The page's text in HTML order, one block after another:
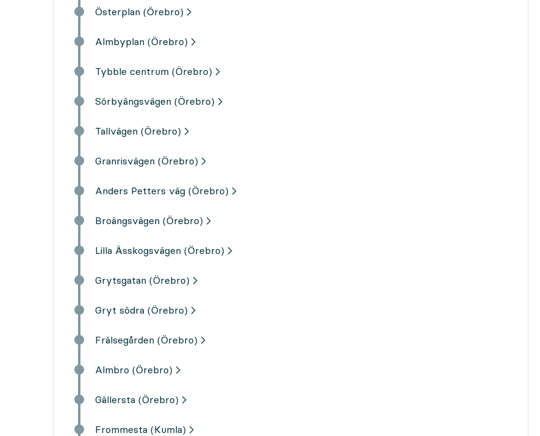
Österplan (Örebro)
Almbyplan (Örebro)
Tybble centrum (Örebro)
Sörbyängsvägen (Örebro)
Tallvägen (Örebro)
Granrisvägen (Örebro)
Anders Petters väg (Örebro)
Broängsvägen (Örebro)
Lilla Ässkogsvägen (Örebro)
Grytsgatan (Örebro)
Gryt södra (Örebro)
Frälsegården (Örebro)
Almbro (Örebro)
Gällersta (Örebro)
Frommesta (Kumla)